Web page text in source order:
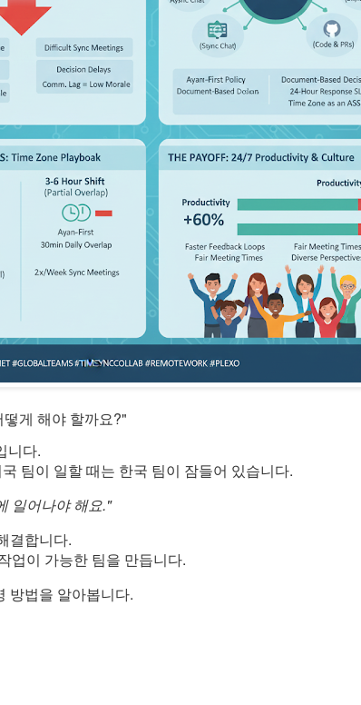
게 해야 할까요?"
니다.
팀이 일할 때는 한국 팀이 잠들어 있습니다.
일어나야 해요."
결합니다.
업이 가능한 팀을 만듭니다.
방법을 알아봅니다.